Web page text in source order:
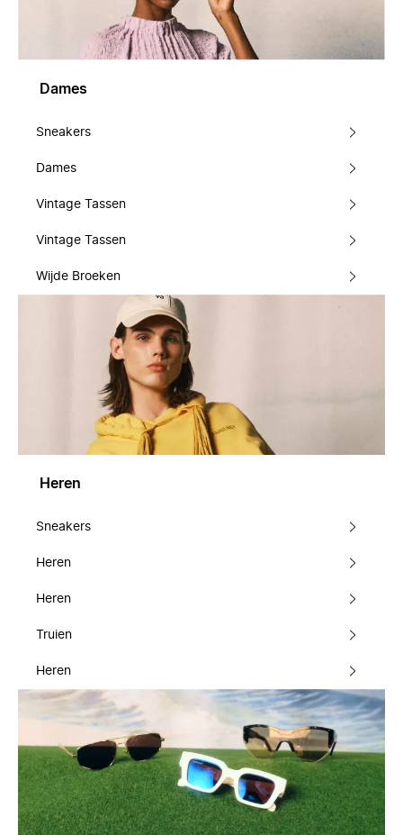
Dames
Sneakers
Dames
Vintage Tassen
Vintage Tassen
Wijde Broeken
Heren
Sneakers
Heren
Heren
Truien
Heren